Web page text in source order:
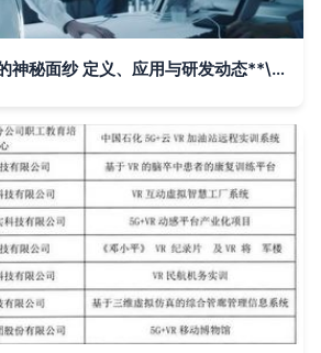
揭开虚拟现实技术的神秘面纱 定义、应用与研发动态**\n\n______\n\n### 一看就懂 什么是虚拟现实技术？\n想象你戴上头戴式显示器，瞬间进入一个完全由计算机生成的3D世界。广袤的星河触手可及，远古的恐龙在身旁漫步，抑或你是飞船的领航员，协助医生完成异地手术训练——这一切，都不是魔法，而是**虚拟现实（VR, Virtual Reality）的第一人称觉醒**。最简单的理解是 虚拟现实帮助你用五官隔离现实世界，把自己丟进沉浸式的数字宇宙中。其核心离不开三个关键技术支柱，从业界共识看可都少不了一